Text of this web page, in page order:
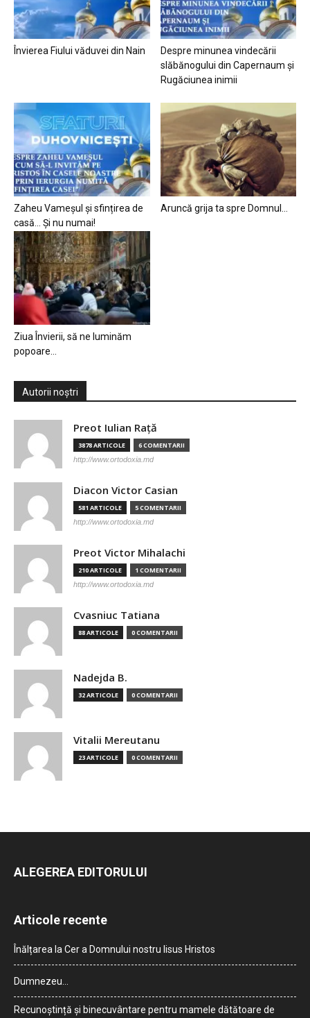
Învierea Fiului văduvei din Nain
Despre minunea vindecării
slăbănogului din Capernaum și
Rugăciunea inimii
Zaheu Vameșul și sfințirea de
casă… Și nu numai!
Aruncă grija ta spre Domnul…
Ziua Învierii, să ne luminăm
popoare…
Autorii noștri
Preot Iulian Raţă
3878 ARTICOLE 6 COMENTARII
http://www.ortodoxia.md
Diacon Victor Casian
581 ARTICOLE 5 COMENTARII
http://www.ortodoxia.md
Preot Victor Mihalachi
210 ARTICOLE 1 COMENTARII
http://www.ortodoxia.md
Cvasniuc Tatiana
88 ARTICOLE 0 COMENTARII
Nadejda B.
32 ARTICOLE 0 COMENTARII
Vitalii Mereutanu
23 ARTICOLE 0 COMENTARII
ALEGEREA EDITORULUI
Articole recente
Înălțarea la Cer a Domnului nostru Iisus Hristos
Dumnezeu…
Recunoștință și binecuvântare pentru mamele dătătoare de